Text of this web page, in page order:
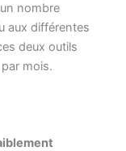
nombre
aux différentes
deux outils
mois.